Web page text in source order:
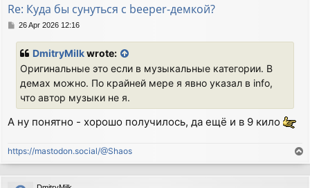
Re: Куда бы сунуться с beeper-демкой?
P26 Apr 2026 12:16
DmitryMilkwrote:
Оригинальные это если в музыкальные категории. В
демах можно. По крайней мере я явно указал в info,
что автор музыки не я.
А ну понятно - хорошо получилось, да ещё и в 9 кило
https://mastodon.social/@Shaos
o
p